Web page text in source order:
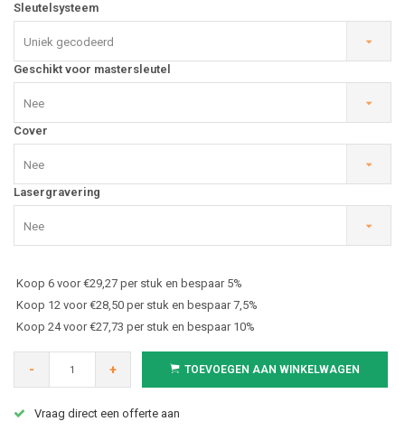
Sleutelsysteem
Uniek gecodeerd
Geschikt voor mastersleutel
Nee
Cover
Nee
Lasergravering
Nee
Koop 6 voor €29,27 per stuk en bespaar 5%
Koop 12 voor €28,50 per stuk en bespaar 7,5%
Koop 24 voor €27,73 per stuk en bespaar 10%
- + TOEVOEGEN AAN WINKELWAGEN
Vraag direct een offerte aan